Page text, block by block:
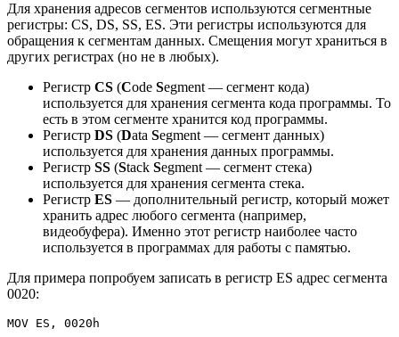
Для хранения адресов сегментов используются сегментные
регистры: CS, DS, SS, ES. Эти регистры используются для
обращения к сегментам данных. Смещения могут храниться в
других регистрах (но не в любых).
Регистр CS (Code Segment — сегмент кода)
используется для хранения сегмента кода программы. То
есть в этом сегменте хранится код программы.
Регистр DS (Data Segment — сегмент данных)
используется для хранения данных программы.
Регистр SS (Stack Segment — сегмент стека)
используется для хранения сегмента стека.
Регистр ES — дополнительный регистр, который может
хранить адрес любого сегмента (например,
видеобуфера). Именно этот регистр наиболее часто
используется в программах для работы с памятью.
Для примера попробуем записать в регистр ES адрес сегмента
0020:
MOV ES, 0020h